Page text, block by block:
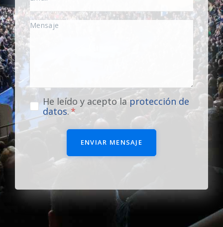
He leído y acepto la protección de
datos.
ENVIAR MENSAJE